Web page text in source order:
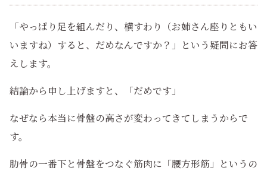
「やっぱり足を組んだり、横すわり（お姉さん座りともい
いますね）すると、だめなんですか？」という疑問にお答
えします。
結論から申し上げますと、「だめです」
なぜなら本当に骨盤の高さが変わってきてしまうからで
す。
肋骨の一番下と骨盤をつなぐ筋肉に「腰方形筋」というの